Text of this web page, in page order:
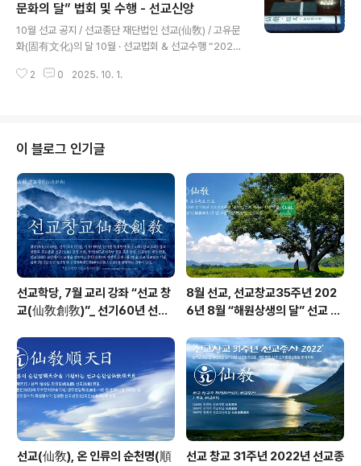
“개천대제의 달, 11월” 교지 / 11.1 ※선교창교35년, 선교
환인집부회(仙敎桓因慹父會) 2025년도 종사회의 _ 11.
1 ※선교창교35년, 선교총림 선림원, “11월 선교학당” 교
무교육 실시 _11.2~11.23 ※선교창교35년, 선교 창교주
취정원사님 “천지인합일 대동개천(..
문화의 달” 법회 및 수행 - 선교신앙
10월 선교 공지 / 선교종단 재단법인 선교(仙敎) / 고유문
화(固有文化)의 달 10월 · 선교법회 & 선교수행 “2025
358년 선기59년 선교창교34주년, 선교 포덕교화 월별공
“고유문화의 달, 10월” 교지 / 10.1※선교창교35년, 선교
교단 율려의제 선정기간 / 10.6(추석)~11.22(음력개천절)
※선교창교35년, 선교총림 선림원, 선교강원 “10월학당” /
10.1~10.31 ※선교창교35년, “개천절” 선교 창교주 취정
원사님 한민족강좌, 교화천제..
2 0 2025. 10. 1.
이 블로그 인기글
선교학당, 7월 교리 강좌 “선교 창
교(仙敎創敎)”_ 선기60년 선교
8월 선교, 선교창교35주년 202
6년 8월 “해원상생의 달” 선교 법
선교(仙敎), 온 인류의 순천명(順
선교 창교 31주년 2022년 선교종